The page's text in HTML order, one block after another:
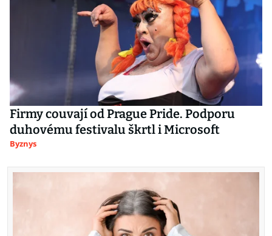
Firmy couvají od Prague Pride. Podporu
duhovému festivalu škrtl i Microsoft
Byznys